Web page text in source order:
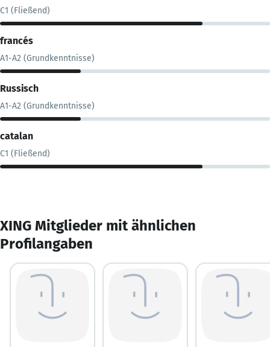
C1 (Fließend)
francés
A1-A2 (Grundkenntnisse)
Russisch
A1-A2 (Grundkenntnisse)
catalan
C1 (Fließend)
XING Mitglieder mit ähnlichen
Profilangaben